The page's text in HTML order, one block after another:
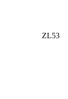
ZL53